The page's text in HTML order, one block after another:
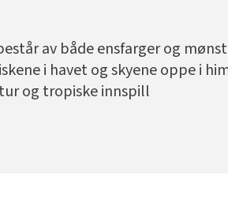
av både ensfarger og
i havet og skyene oppe i
og tropiske innspill